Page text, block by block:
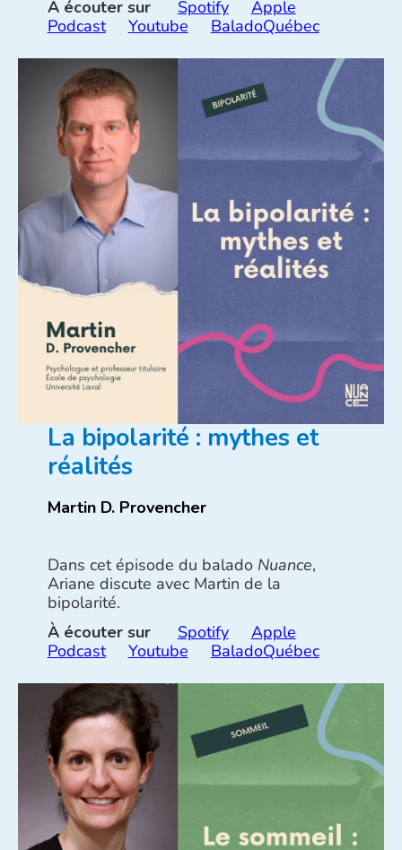
À écouter sur Spotify
Apple
Podcast
Youtube BaladoQuébec
La bipolarité : mythes et
réalités
Martin D. Provencher
Dans cet épisode du balado Nuance,
Ariane discute avec Martin de la
bipolarité.
À écouter sur Spotify
Apple
Podcast
Youtube BaladoQuébec